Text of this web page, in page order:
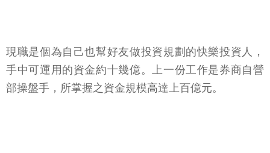
現職是個為自己也幫好友做投資規劃的快樂投資人，
手中可運用的資金約十幾億。上一份工作是券商自營
部操盤手，所掌握之資金規模高達上百億元。